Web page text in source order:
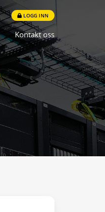
LOGG INN
Kontakt oss